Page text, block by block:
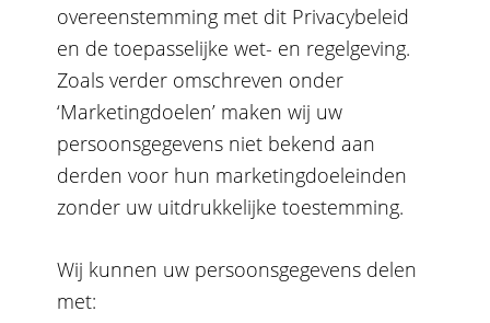
overeenstemming met dit Privacybeleid
en de toepasselijke wet- en regelgeving.
Zoals verder omschreven onder
‘Marketingdoelen’ maken wij uw
persoonsgegevens niet bekend aan
derden voor hun marketingdoeleinden
zonder uw uitdrukkelijke toestemming.
Wij kunnen uw persoonsgegevens delen
met: